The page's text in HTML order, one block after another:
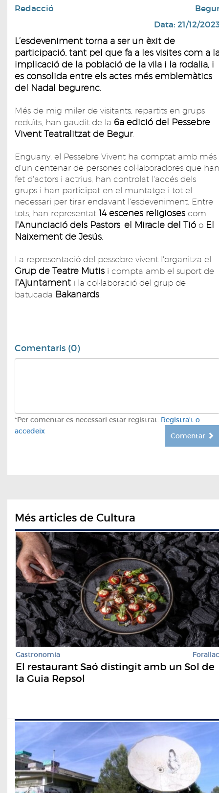
Redacció
Data: 21/12/
L’esdeveniment torna a ser un èxit de
participació, tant pel que fa a les visites com a
implicació de la població de la vila i la rodalia, i
es consolida entre els actes més emblemàtics
del Nadal begurenc.
Més de mig miler de visitants, repartits en grups
reduïts, han gaudit de la 6a edició del Pessebre
Vivent Teatralitzat de Begur.
Enguany, el Pessebre Vivent ha comptat amb més
d'un centenar de persones col·laboradores que han
fet d'actors i actrius, han controlat l'accés dels
grups i han participat en el muntatge i tot el
necessari per tirar endavant l'esdeveniment. Entre
tots, han representat 14 escenes religioses com
l'Anunciació dels Pastors el Miracle del Tió o El
Naixement de Jesús
La representació del pessebre vivent l'organitza el
Grup de Teatre Mutis i compta amb el suport de
l'Ajuntament i la col·laboració del grup de
batucada Bakanards
Comentaris (0)
*Per comentar es necessari estar registrat. Registra't o
accedeix
Comentar
Més articles de Cultura
Gastronomia Forallac
El restaurant Saó distingit amb un Sol de
la Guia Repsol